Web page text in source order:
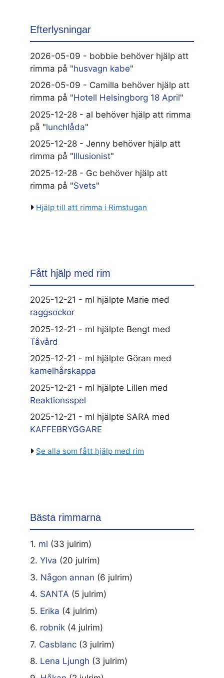
Efterlysningar
2026-05-09 - bobbie behöver hjälp att
rimma på "husvagn kabe"
2026-05-09 - Camilla behöver hjälp att
rimma på "Hotell Helsingborg 18 April"
2025-12-28 - al behöver hjälp att rimma
på "lunchlåda"
2025-12-28 - Jenny behöver hjälp att
rimma på "Illusionist"
2025-12-28 - Gc behöver hjälp att
rimma på "Svets"
Hjälp till att rimma i Rimstugan
Fått hjälp med rim
2025-12-21 - ml hjälpte Marie med
raggsockor
2025-12-21 - ml hjälpte Bengt med
Tåvård
2025-12-21 - ml hjälpte Göran med
kamelhårskappa
2025-12-21 - ml hjälpte Lillen med
Reaktionsspel
2025-12-21 - ml hjälpte SARA med
KAFFEBRYGGARE
Se alla som fått hjälp med rim
Bästa rimmarna
1. ml (33 julrim)
2. Ylva (20 julrim)
3. Någon annan (6 julrim)
4. SANTA (5 julrim)
5. Erika (4 julrim)
6. robnik (4 julrim)
7. Casblanc (3 julrim)
8. Lena Ljungh (3 julrim)